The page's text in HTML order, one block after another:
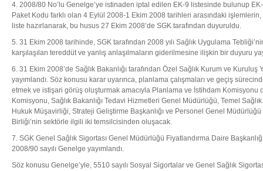
4. 2008/80 No’lu Genelge’ye istinaden iptal edilen EK-9 listesinde bulunup
Paket Kodu farklı olan 4 Eylül 2008-1 Ekim 2008 tarihleri arasındaki
liste hazırlanarak, bu husus 27 Ekim 2008’de SGK tarafından duyuruldu.
5. 31 Ekim 2008 tarihinde, SGK tarafından 2008 yılı Sağlık Uygulama
karşılaşılan tereddüt ve yanlış anlaşılmaların giderilmesine ilişkin bir duyuru
6. 31 Ekim 2008’de Sağlık Bakanlığı tarafından Özel Sağlık Kurum ve Kuruluş
yayımlandı. Söz konusu karar uyarınca, planlama çalışmaları ve geçiş
etmek ve istişari görüş oluşturmak amacıyla Planlama ve İstihdam
Komisyonu, Sağlık Bakanlığı Tedavi Hizmetleri Genel Müdürlüğü, Temel
Hukuk Müşavirliği, Strateji Geliştirme Başkanlığı ve Personel Genel
Birliği’nin sektörle ilgili iki temsilcisinden oluşacak.
7. SGK Genel Sağlık Sigortası Genel Müdürlüğü Fiyatlandırma Daire
2008/90 sayılı Genelge yayımlandı.
Söz konusu Genelge’yle, 5510 sayılı Sosyal Sigortalar ve Genel Sağlık